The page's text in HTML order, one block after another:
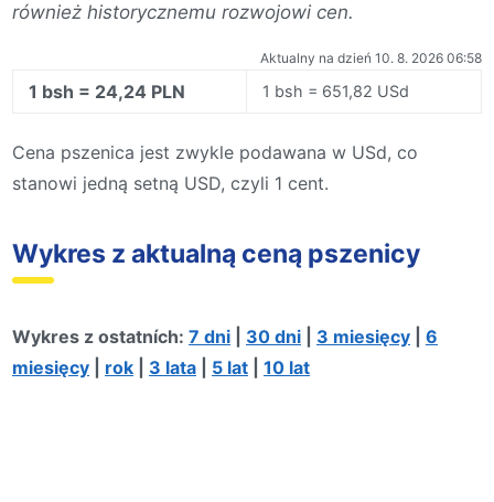
również historycznemu rozwojowi cen.
Aktualny na dzień 10. 8. 2026 06:58
1 bsh = 24,24 PLN 1 bsh = 651,82 USd
Cena pszenica jest zwykle podawana w USd, co
stanowi jedną setną USD, czyli 1 cent.
Wykres z aktualną ceną pszenicy
Wykres z ostatních: 7 dni 30 dni 3 miesięcy
6
miesięcy
rok 3 lata 5 lat 10 lat